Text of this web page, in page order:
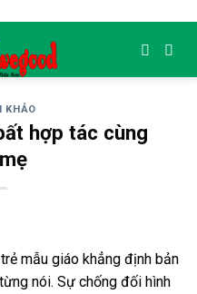
KHẢO
hợp tác cùng
mẫu giáo khẳng định bản
nói. Sự chống đối hình